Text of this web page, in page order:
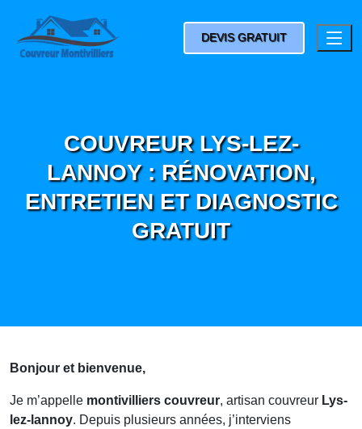
DEVIS GRATUIT
COUVREUR LYS-LEZ-
LANNOY : RÉNOVATION,
ENTRETIEN ET DIAGNOSTIC
GRATUIT
Bonjour et bienvenue,
Je m’appelle montivilliers couvreur, artisan couvreur Lys-
lez-lannoy. Depuis plusieurs années, j’interviens